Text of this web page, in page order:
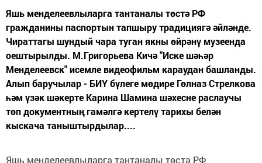
Яшь менделеевлыларга тантаналы төстә РФ
гражданины паспортын тапшыру традициягә әйләнде.
Чираттагы шундый чара туган якны өйрәнү музеенда
оештырылды. М.Григорьева Кичә "Иске шәһәр
Менделеевск" исемле видеофильм караудан башланды.
Алып баручылар - БИҮ бүлеге мөдире Гөлназ Стрелкова
һәм үзәк шәкерте Карина Шамина шәхесне раслаучы
төп документның гамәлгә кертелү тарихы белән
кыскача таныштырдылар....
Яшь менделеевлыларга тантаналы төстә РФ